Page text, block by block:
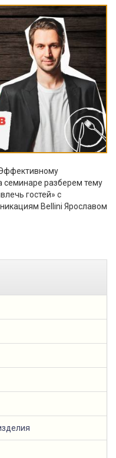
семинаре разберем тему
гостей» с
Bellini Ярославом